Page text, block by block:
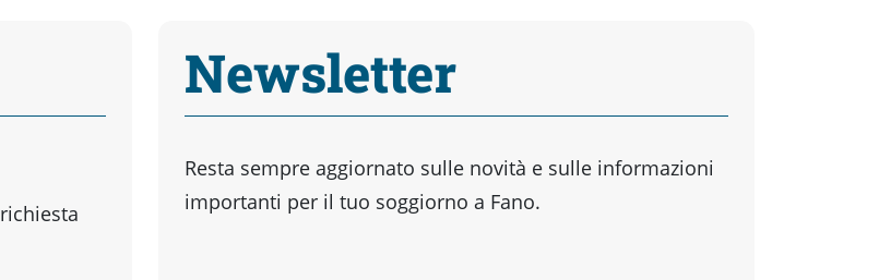
Newsletter
Resta sempre aggiornato sulle novità e sulle informazioni
importanti per il tuo soggiorno a Fano.